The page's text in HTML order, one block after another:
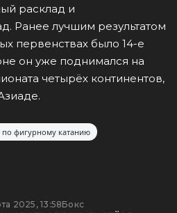
расклад и
Ранее лучшим результатом
первенствах было 14-е
он уже поднимался на
четырёх континентов,
фигурному катанию
2025, 13:58Бокс